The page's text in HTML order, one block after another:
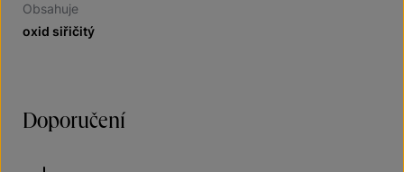
Obsahuje
oxid siřičitý
Doporučení